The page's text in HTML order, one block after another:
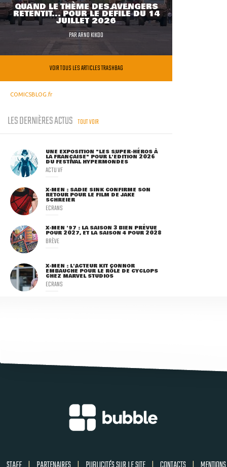
QUAND LE THÈME DES AVENGERS
RETENTIT... POUR LE DÉFILÉ DU 14
JUILLET 2026
PARARNO KIKOO
VOIR TOUS LES ARTICLES TRASHBAG
COMICSBLOG.fr
LES DERNIÈRES ACTUS TOUT VOIR
UNE EXPOSITION "LES SUPER-HÉROS À
LA FRANÇAISE" POUR L'ÉDITION 2026
DU FESTIVAL HYPERMONDES
ACTU VF
X-MEN : SADIE SINK CONFIRME SON
RETOUR POUR LE FILM DE JAKE
SCHREIER
ECRANS
X-MEN '97 : LA SAISON 3 BIEN PRÉVUE
POUR 2027, ET LA SAISON 4 POUR 2028
BRÈVE
X-MEN : L'ACTEUR KIT CONNOR
EMBAUCHÉ POUR LE RÔLE DE CYCLOPS
CHEZ MARVEL STUDIOS
ECRANS